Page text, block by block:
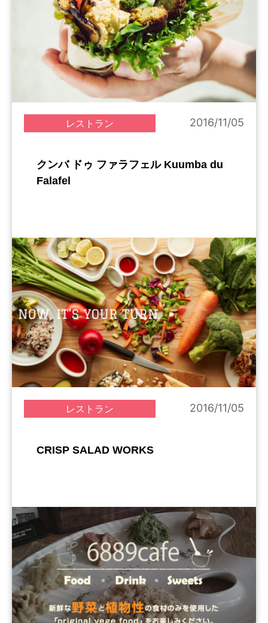
レストラン 2016/11/05
クンバ ドゥ ファラフェル Kuumba du
Falafel
レストラン 2016/11/05
CRISP SALAD WORKS